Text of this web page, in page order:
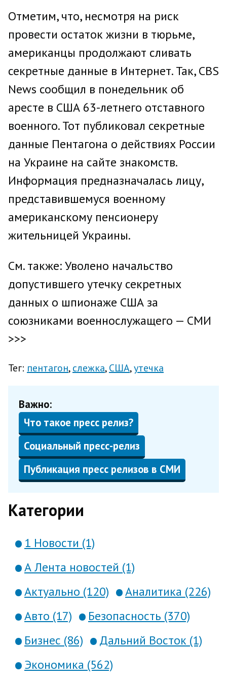
Отметим, что, несмотря на риск
провести остаток жизни в тюрьме,
американцы продолжают сливать
секретные данные в Интернет. Так, CBS
News сообщил в понедельник об
аресте в США 63-летнего отставного
военного. Тот публиковал секретные
данные Пентагона о действиях России
на Украине на сайте знакомств.
Информация предназначалась лицу,
представившемуся военному
американскому пенсионеру
жительницей Украины.
См. также: Уволено начальство
допустившего утечку секретных
данных о шпионаже США за
союзниками военнослужащего — СМИ
>>>
Тег: пентагон слежка США утечка
Важно:
Что такое пресс релиз?
Социальный пресс-релиз
Публикация пресс релизов в СМИ
Категории
1 Новости (1)
А Лента новостей (1)
Актуально (120)
Аналитика (226)
Авто (17)
Безопасность (370)
Бизнес (86)
Дальний Восток (1)
Экономика (562)